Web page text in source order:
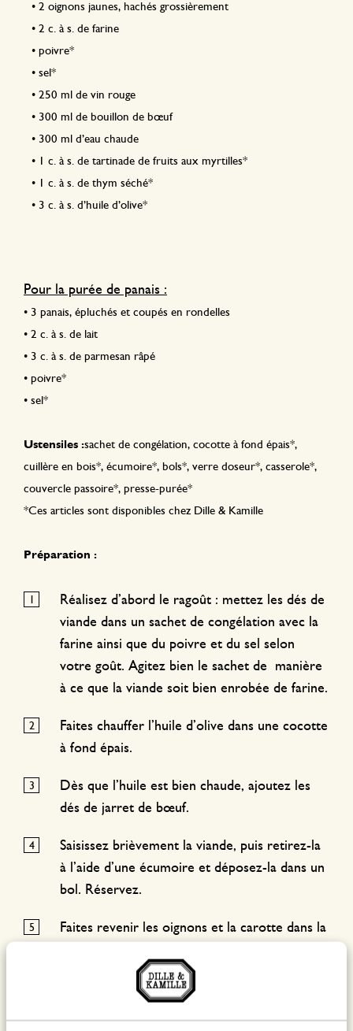
• 2 oignons jaunes, hachés grossièrement
• 2 c. à s. de farine
• poivre*
• sel*
• 250 ml de vin rouge
• 300 ml de bouillon de bœuf
• 300 ml d’eau chaude
•
1 c. à s. de tartinade de fruits aux myrtilles*
•
1 c. à s. de thym séché*
• 3 c. à s. d’huile d’olive*
Pour la purée de panais :
• 3 panais, épluchés et coupés en rondelles
• 2 c. à s. de lait
• 3 c. à s. de parmesan râpé
• poivre*
• sel*
Ustensiles :sachet de congélation, cocotte à fond épais*,
cuillère en bois*, écumoire*, bols*, verre doseur*, casserole*,
couvercle passoire*, presse-purée*
*Ces articles sont disponibles chez Dille & Kamille
Préparation :
Réalisez d’abord le ragoût : mettez les dés de
viande dans un sachet de congélation avec la
farine ainsi que du poivre et du sel selon
votre goût. Agitez bien le sachet de manière
à ce que la viande soit bien enrobée de farine.
Faites chauffer l’huile d’olive dans une cocotte
à fond épais.
Dès que l’huile est bien chaude, ajoutez les
dés de jarret de bœuf.
Saisissez brièvement la viande, puis retirez-la
à l’aide d’une écumoire et déposez-la dans un
bol. Réservez.
Faites revenir les oignons et la carotte dans la